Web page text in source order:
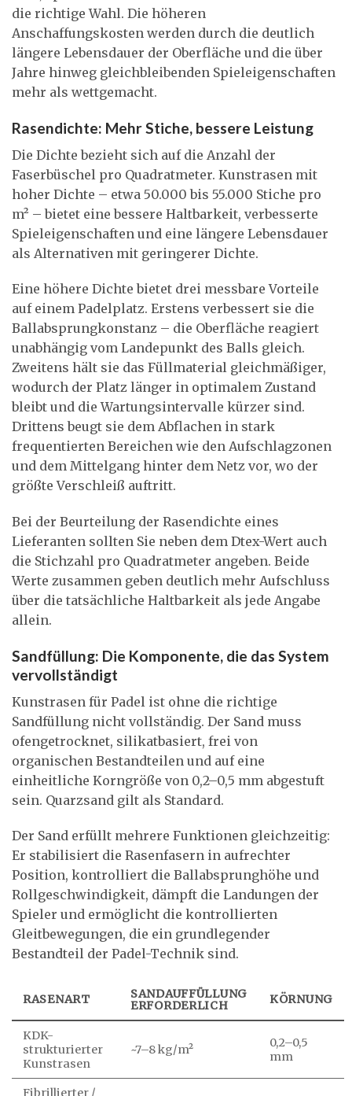
die richtige Wahl. Die höheren
Anschaffungskosten werden durch die deutlich
längere Lebensdauer der Oberfläche und die über
Jahre hinweg gleichbleibenden Spieleigenschaften
mehr als wettgemacht.
Rasendichte: Mehr Stiche, bessere Leistung
Die Dichte bezieht sich auf die Anzahl der
Faserbüschel pro Quadratmeter. Kunstrasen mit
hoher Dichte – etwa 50.000 bis 55.000 Stiche pro
m² – bietet eine bessere Haltbarkeit, verbesserte
Spieleigenschaften und eine längere Lebensdauer
als Alternativen mit geringerer Dichte.
Eine höhere Dichte bietet drei messbare Vorteile
auf einem Padelplatz. Erstens verbessert sie die
Ballabsprungkonstanz – die Oberfläche reagiert
unabhängig vom Landepunkt des Balls gleich.
Zweitens hält sie das Füllmaterial gleichmäßiger,
wodurch der Platz länger in optimalem Zustand
bleibt und die Wartungsintervalle kürzer sind.
Drittens beugt sie dem Abflachen in stark
frequentierten Bereichen wie den Aufschlagzonen
und dem Mittelgang hinter dem Netz vor, wo der
größte Verschleiß auftritt.
Bei der Beurteilung der Rasendichte eines
Lieferanten sollten Sie neben dem Dtex-Wert auch
die Stichzahl pro Quadratmeter angeben. Beide
Werte zusammen geben deutlich mehr Aufschluss
über die tatsächliche Haltbarkeit als jede Angabe
allein.
Sandfüllung: Die Komponente, die das System
vervollständigt
Kunstrasen für Padel ist ohne die richtige
Sandfüllung nicht vollständig. Der Sand muss
ofengetrocknet, silikatbasiert, frei von
organischen Bestandteilen und auf eine
einheitliche Korngröße von 0,2–0,5 mm abgestuft
sein. Quarzsand gilt als Standard.
Der Sand erfüllt mehrere Funktionen gleichzeitig:
Er stabilisiert die Rasenfasern in aufrechter
Position, kontrolliert die Ballabsprunghöhe und
Rollgeschwindigkeit, dämpft die Landungen der
Spieler und ermöglicht die kontrollierten
Gleitbewegungen, die ein grundlegender
Bestandteil der Padel-Technik sind.
RASENART
SANDAUFFÜLLUNG
ERFORDERLICH
KÖRNUNG
KDK-
strukturierter
Kunstrasen
~7–8 kg/m²
0,2–0,5
mm
Fibrillierter /